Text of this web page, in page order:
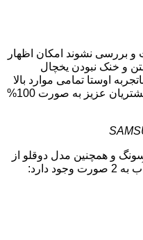
بررسی نشوند امکان اظهار
و خنک نبودن یخچال
اوستا تمامی موارد بالا
را رعایت می کنند تا مشکل یخچال مشتریان عزیز به صورت 100%
و همچنین مدل دوقلو از
دارد: